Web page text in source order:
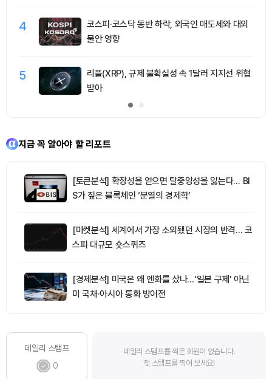
4
코스피·코스닥 동반 하락, 외국인 매도세와 대외
불안 영향
5
리플(XRP), 규제 불확실성 속 1달러 지지선 위협
받아
지금 꼭 알아야 할 리포트
[토큰분석] 확장성을 얻으면 탈중앙성을 잃는다… BI
S가 짚은 블록체인 ‘분열의 경제학’
[마켓분석] 세계에서 가장 소외됐던 시장의 반격… 코
스피 대규모 숏스퀴즈
[경제분석] 미국은 왜 엔화를 샀나…‘일본 구제’ 아닌
미 국채·아시아 통화 방어전
데일리 스탬프
0
데일리 스탬프를 찍은 회원이 없습니다.
첫 스탬프를 찍어 보세요!